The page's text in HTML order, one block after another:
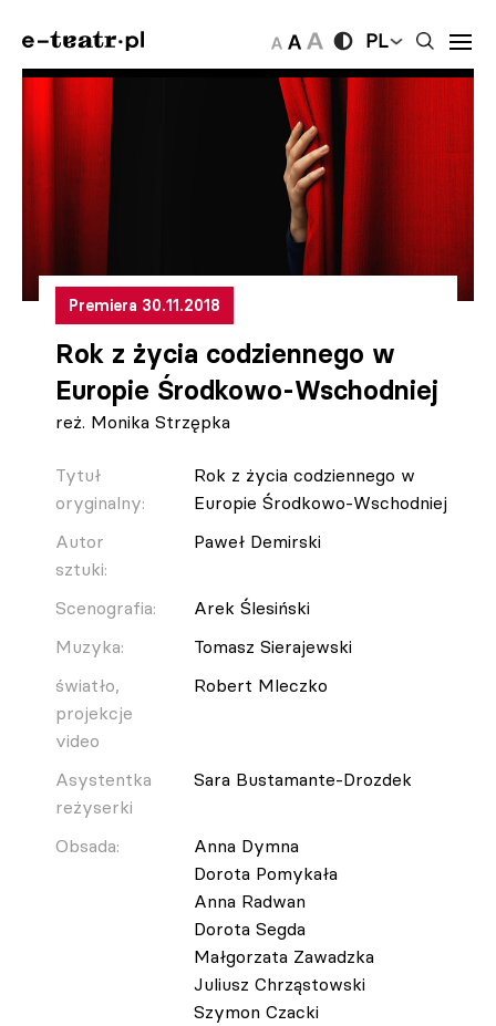
PL
Premiera 30.11.2018
Rok z życia codziennego w
Europie Środkowo-Wschodniej
reż. Monika Strzępka
Tytuł
oryginalny:
Rok z życia codziennego w
Europie Środkowo-Wschodniej
Autor
sztuki:
Paweł Demirski
Scenografia:
Arek Ślesiński
Muzyka:
Tomasz Sierajewski
światło,
projekcje
video
Robert Mleczko
Asystentka
reżyserki
Sara Bustamante-Drozdek
Obsada:
Anna Dymna
Dorota Pomykała
Anna Radwan
Dorota Segda
Małgorzata Zawadzka
Juliusz Chrząstowski
Szymon Czacki